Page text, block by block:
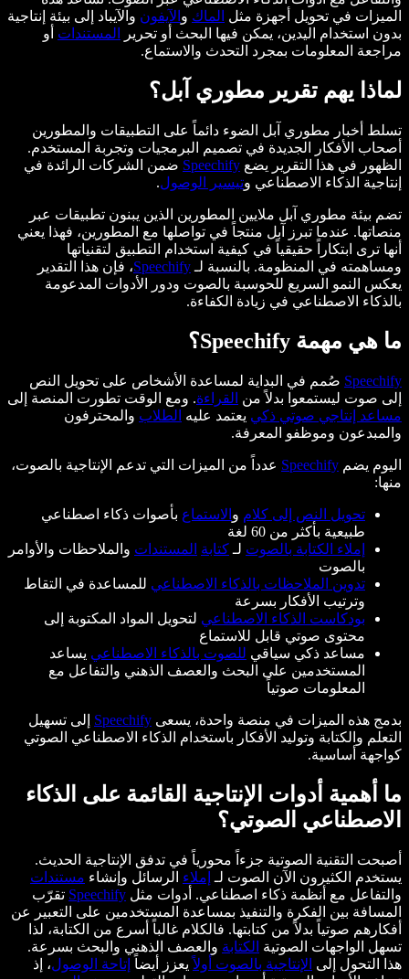
الميزات في تحويل أجهزة مثل الماك و الآيفون والآيباد إلى بيئة إنتاجية
بدون استخدام اليدين، يمكن فيها البحث أو تحرير
المستندات أو
مراجعة المعلومات بمجرد التحدث والاستماع.
لماذا يهم تقرير مطوري آبل؟
تسلط أخبار مطوري آبل الضوء دائماً على التطبيقات والمطورين
أصحاب الأفكار الجديدة في تصميم البرمجيات وتجربة المستخدم.
الظهور في هذا التقرير يضع Speechify ضمن الشركات الرائدة في
إنتاجية الذكاء الاصطناعي وتيسير الوصول.
تضم بيئة مطوري آبل ملايين المطورين الذين يبنون تطبيقات عبر
منصاتها. عندما تبرز آبل منتجاً في تواصلها مع المطورين، فهذا يعني
أنها ترى ابتكاراً حقيقياً في كيفية استخدام التطبيق لتقنياتها
ومساهمته في المنظومة. بالنسبة لـ Speechify، فإن هذا التقدير
يعكس النمو السريع للحوسبة بالصوت ودور الأدوات المدعومة
بالذكاء الاصطناعي في زيادة الكفاءة.
ما هي مهمة Speechify؟
Speechify صُمم في البداية لمساعدة الأشخاص على تحويل النص
إلى صوت ليستمعوا بدلاً من القراءة. ومع الوقت تطورت المنصة إلى
مساعد إنتاجي صوتي ذكي يعتمد عليه الطلاب والمحترفون
والمبدعون وموظفو المعرفة.
اليوم يضم Speechify عدداً من الميزات التي تدعم الإنتاجية بالصوت،
منها:
تحويل النص إلى كلام و الاستماع بأصوات ذكاء اصطناعي
طبيعية بأكثر من 60 لغة
إملاء الكتابة بالصوت لـ كتابة المستندات والملاحظات والأوامر
بالصوت
تدوين الملاحظات بالذكاء الاصطناعي للمساعدة في التقاط
وترتيب الأفكار بسرعة
بودكاست الذكاء الاصطناعي لتحويل المواد المكتوبة إلى
محتوى صوتي قابل للاستماع
مساعد ذكي سياقي للصوت بالذكاء الاصطناعي يساعد
المستخدمين على البحث والعصف الذهني والتفاعل مع
المعلومات صوتياً
بدمج هذه الميزات في منصة واحدة، يسعى Speechify إلى تسهيل
التعلم والكتابة وتوليد الأفكار باستخدام الذكاء الاصطناعي الصوتي
كواجهة أساسية.
ما أهمية أدوات الإنتاجية القائمة على الذكاء
الاصطناعي الصوتي؟
أصبحت التقنية الصوتية جزءاً محورياً في تدفق الإنتاجية الحديث.
يستخدم الكثيرون الآن الصوت لـ إملاء الرسائل وإنشاء مستندات
والتفاعل مع أنظمة ذكاء اصطناعي. أدوات مثل Speechify تقرّب
المسافة بين الفكرة والتنفيذ بمساعدة المستخدمين على التعبير عن
أفكارهم صوتياً بدلاً من كتابتها. فالكلام غالباً أسرع من الكتابة، لذا
تسهل الواجهات الصوتية الكتابة والعصف الذهني والبحث بسرعة.
هذا التحول إلى الإنتاجية بالصوت أولاًيعزز أيضاً إتاحة الوصول، إذ